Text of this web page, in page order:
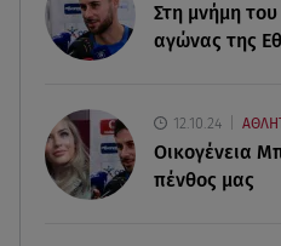
07.08.26 , 11:13
07.08.26 , 11:02
Καινούργιου -
Στη μνήμη
αγώνας της
12.10.24
Οικογένεια
πένθος μας